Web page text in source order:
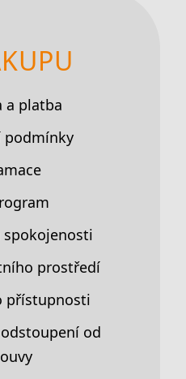
a platba
podmínky
spokojenosti
prostředí
přístupnosti
od